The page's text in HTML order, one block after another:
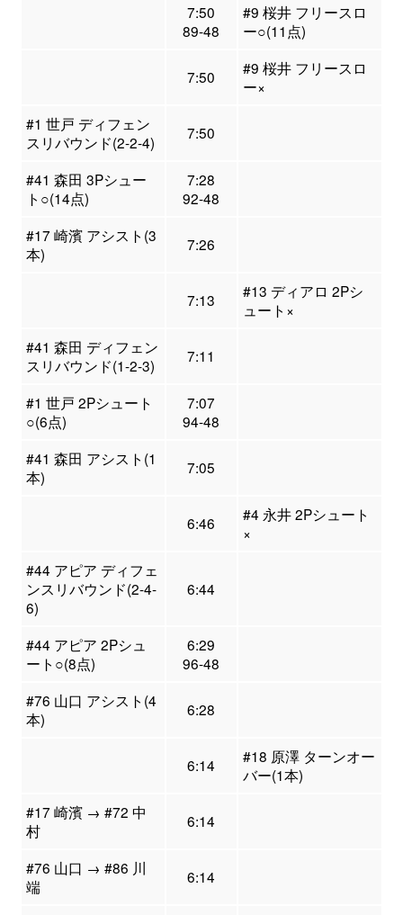
7:50
89-48
#9 桜井 フリースロ
ー○(11点)
7:50
#9 桜井 フリースロ
ー×
#1 世戸 ディフェン
スリバウンド(2-2-4)
7:50
#41 森田 3Pシュー
ト○(14点)
7:28
92-48
#17 崎濱 アシスト(3
本)
7:26
7:13
#13 ディアロ 2Pシ
ュート×
#41 森田 ディフェン
スリバウンド(1-2-3)
7:11
#1 世戸 2Pシュート
○(6点)
7:07
94-48
#41 森田 アシスト(1
本)
7:05
6:46
#4 永井 2Pシュート
×
#44 アピア ディフェ
ンスリバウンド(2-4-
6)
6:44
#44 アピア 2Pシュ
ート○(8点)
6:29
96-48
#76 山口 アシスト(4
本)
6:28
6:14
#18 原澤 ターンオー
バー(1本)
#17 崎濱 → #72 中
村
6:14
#76 山口 → #86 川
端
6:14